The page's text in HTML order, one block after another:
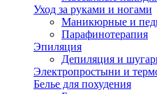
Уход за руками и ногами
Маникюрные и
Парафинотерапия
Эпиляция
Депиляция и
Электропростыни и
Белье для похудения